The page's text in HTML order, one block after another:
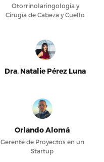
Otorrinolaringología y
Cirugía de Cabeza y Cuello
Dra. Natalie Pérez Luna
Orlando Alomá
Gerente de Proyectos en un
Startup